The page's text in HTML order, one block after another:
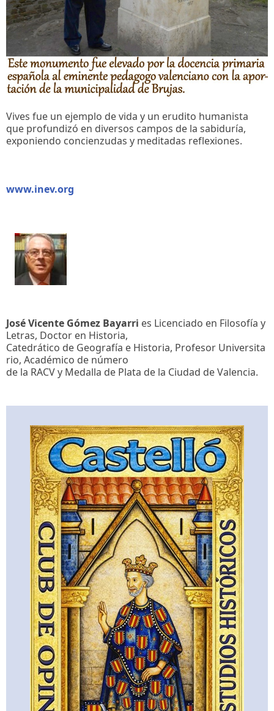
Vives fue un ejemplo de vida y un erudito humanista
que profundizó en diversos campos de la sabiduría,
exponiendo concienzudas y meditadas reflexiones.
www.inev.org
José Vicente Gómez Bayarri es Licenciado en Filosofía y
Letras, Doctor en Historia,
Catedrático de Geografía e Historia, Profesor Universita
rio, Académico de número
de la RACV y Medalla de Plata de la Ciudad de Valencia.